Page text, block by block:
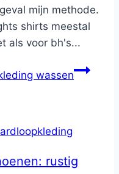
mijn methode.
shirts meestal
als voor bh's...
wassen
rustig